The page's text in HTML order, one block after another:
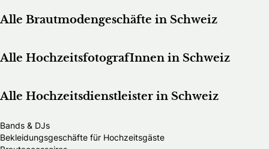
Alle Brautmodengeschäfte in Schweiz
Alle HochzeitsfotografInnen in Schweiz
Alle Hochzeitsdienstleister in Schweiz
Bands & DJs
Bekleidungsgeschäfte für Hochzeitsgäste